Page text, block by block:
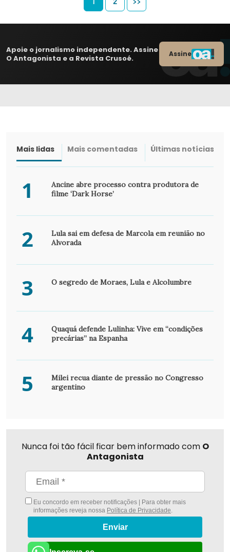
1 2 >>
Apoie o jornalismo independente. Assine
O Antagonista e a Revista Crusoé.
Assine
Mais lidas Mais comentadas Últimas notícias
1
Ancine abre processo contra produtora de
filme ‘Dark Horse’
2
Lula sai em defesa de Marcola em reunião no
Alvorada
3 O segredo de Moraes, Lula e Alcolumbre
4
Quaquá defende Lulinha: Vive em “condições
precárias” na Espanha
5
Milei recua diante de pressão no Congresso
argentino
Nunca foi tão fácil ficar bem informado com O
Antagonista
Eu concordo em receber notificações | Para obter mais
informações reveja nossa Política de Privacidade.
Enviar